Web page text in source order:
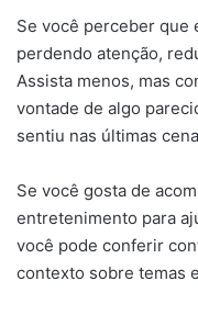
Se você perceber que
perdendo atenção,
Assista menos, mas
vontade de algo
sentiu nas últimas
Se você gosta de
entretenimento para
você pode conferir
contexto sobre temas